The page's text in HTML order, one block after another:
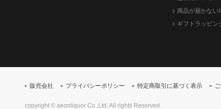
商品が届かない
ギフトラッピン
販売会社 プライバシーポリシー 特定商取引に基づく表示
copyright © aeonliquor Co.,Ltd. All rights Reserved.